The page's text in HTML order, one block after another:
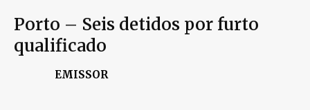
Porto – Seis detidos por furto
qualificado
EMISSOR